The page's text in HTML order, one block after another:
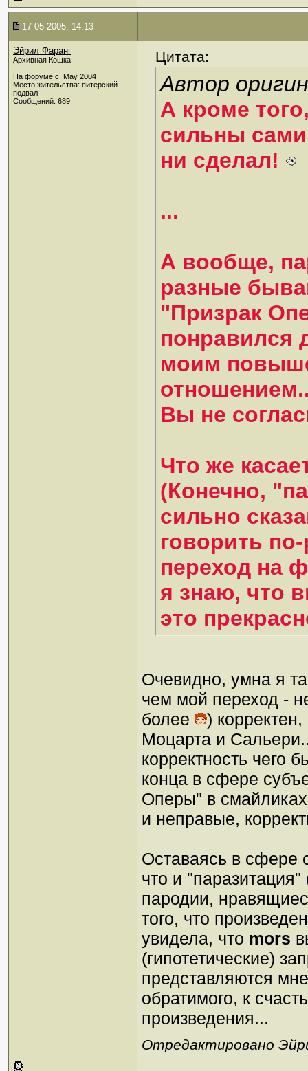
17-05-2005, 14:13
Эйрил Фаранг
Архивная Кошка
На форуме с: May 2004
Место жительства: питерский
подвал
Сообщений: 689
Цитата:
Автор
А кроме
сильны сами
ни сделал!
...
А вообще,
разные
"Призрак
понравился
моим
Вы не
Что же
(Конечно,
сильно
говорить
переход на
я знаю, что
это
Очевидно, умна я
чем мой переход -
более
)
Моцарта и
корректность чего
конца в сфере
Оперы" в
и неправые,
Оставаясь в сфере
что и
пародии,
того, что
увидела, что mors
(гипотетические)
представляются
обратимого, к
произведения...
Отредактировано